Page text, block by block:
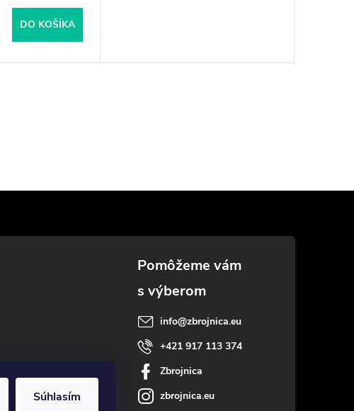
Súhlasím
DO KOŠÍKA
info@zbrojnica.eu
+421 917 113 374
Zbrojnica
zbrojnica.eu